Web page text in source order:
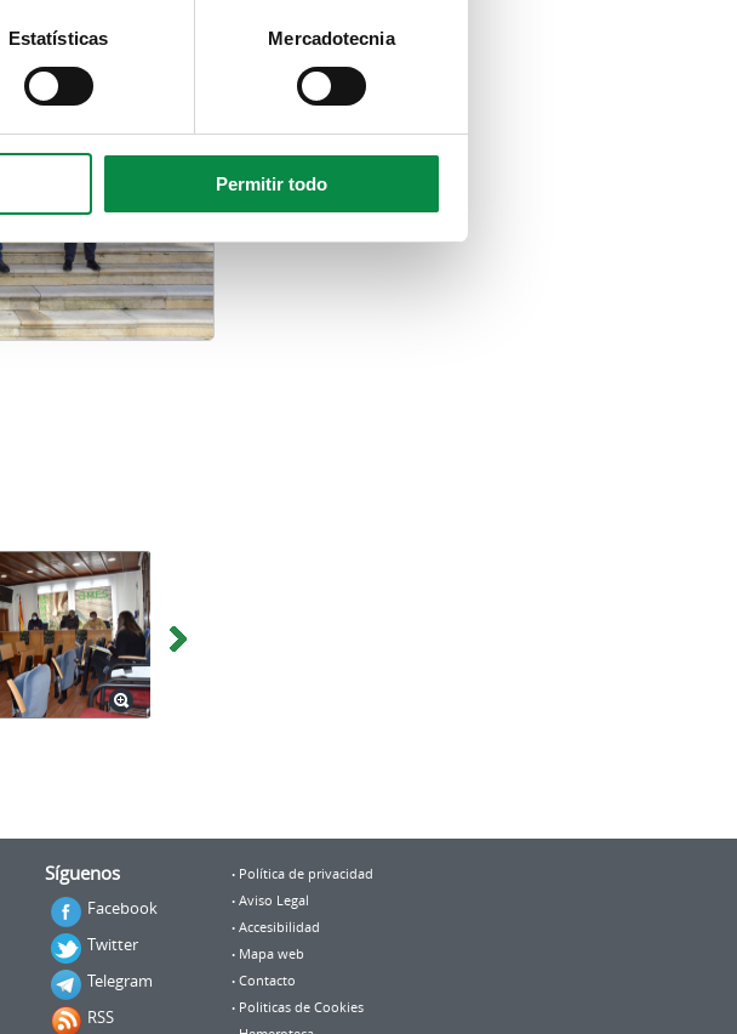
Estatísticas Mercadotecnia
Permitir todo
Síguenos
Facebook
Twitter
Telegram
RSS
Política de privacidad
Aviso Legal
Accesibilidad
Mapa web
Contacto
Politicas de Cookies